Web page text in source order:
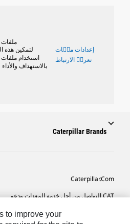
ملفات
لتمكين هذه
استخدام ملفات
بالاستهداف
إعدادات ملٝات
تعريٝ الارتباط
Caterpillar Brands
Caterpillar.com
CAT التواصل من أجل خدمة المعدات ودعم
تفضيلات التسويق الخاصة بيto improve your